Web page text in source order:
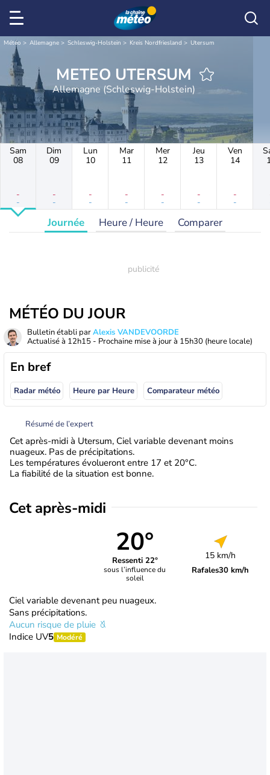
Météo Allemagne Schleswig-Holstein Kreis Nordfriesland Utersum
METEO UTERSUM
Allemagne (Schleswig-Holstein)
Sam
08
-
-
Dim
09
-
-
Lun
10
-
-
Mar
11
-
-
Mer
12
-
-
Jeu
13
-
-
Ven
14
-
-
Journée Heure / Heure Comparer
MÉTÉO DU JOUR
Bulletin établi parAlexis VANDEVOORDE
Actualisé à 12h15 - Prochaine mise à jour à 15h30 (heure locale)
En bref
Radar météo Heure par Heure Comparateur météo
Résumé de l’expert
Cet après-midi à Utersum, Ciel variable devenant moins
nuageux. Pas de précipitations.
Les températures évolueront entre 17 et 20°C.
La fiabilité de la situation est bonne.
Cet après-midi
20°
Ressenti 22°
sous l’influence du
soleil
15 km/h
Rafales30 km/h
Ciel variable devenant peu nuageux.
Sans précipitations.
Aucun risque de pluie
Indice UV5 Modéré